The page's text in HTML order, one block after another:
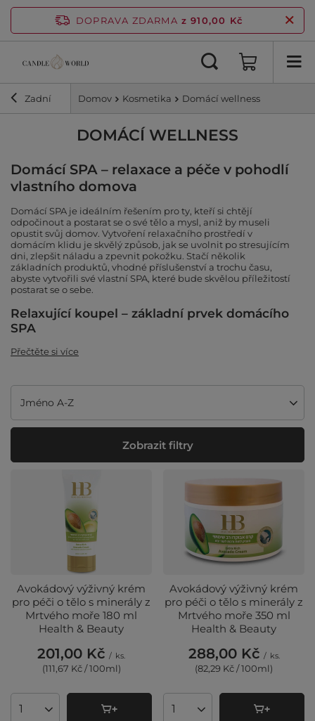
DOPRAVA ZDARMA z 910,00 Kč
Zadní Domov Kosmetika Domácí wellness
DOMÁCÍ WELLNESS
Domácí SPA – relaxace a péče v pohodlí
vlastního domova
Domácí SPA je ideálním řešením pro ty, kteří si chtějí
odpočinout a postarat se o své tělo a mysl, aniž by museli
opustit svůj domov. Vytvoření relaxačního prostředí v
domácím klidu je skvělý způsob, jak se uvolnit po stresujícím
dni, zlepšit náladu a zpevnit pokožku. Stačí několik
základních produktů, vhodné příslušenství a trochu času,
abyste vytvořili své vlastní SPA, které bude skvělou příležitostí
postarat se o sebe.
Relaxující koupel – základní prvek domácího
SPA
Přečtěte si více
Změnit řazení
Jméno A-Z
Zobrazit filtry
Avokádový výživný krém
pro péči o tělo s minerály z
Mrtvého moře 180 ml
Health & Beauty
201,00 Kč / ks.
(111,67 Kč / 100ml)
Množství produktů
Avokádový výživný krém
pro péči o tělo s minerály z
Mrtvého moře 350 ml
Health & Beauty
288,00 Kč / ks.
(82,29 Kč / 100ml)
Množství produktů